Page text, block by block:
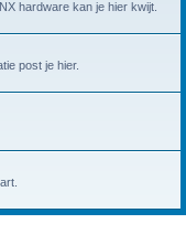
hardware kan je hier kwijt.
post je hier.